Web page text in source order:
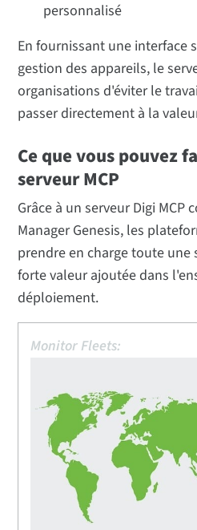
personnalisé
En fournissant une interface
gestion des appareils, le
organisations d'éviter le
passer directement à la
Ce que vous pouvez
serveur MCP
Grâce à un serveur Digi MCP
Manager Genesis, les
prendre en charge toute une
forte valeur ajoutée dans
déploiement.